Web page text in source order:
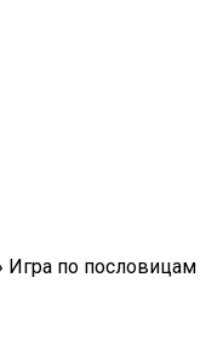
по пословицам